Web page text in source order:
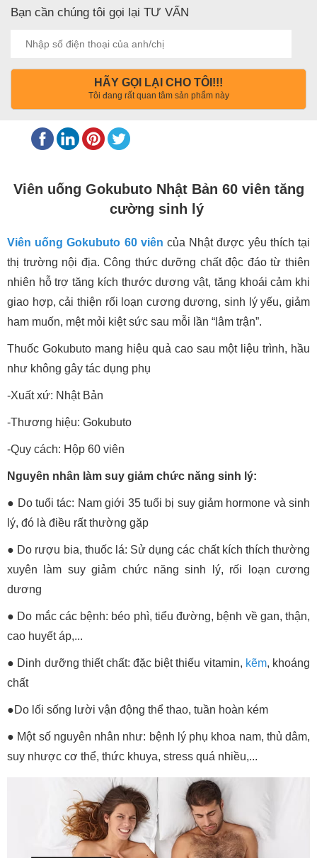
Bạn cần chúng tôi gọi lại TƯ VẤN
HÃY GỌI LẠI CHO TÔI!!!
Tôi đang rất quan tâm sản phẩm này
Viên uống Gokubuto Nhật Bản 60 viên tăng
cường sinh lý
Viên uống Gokubuto 60 viên của Nhật được yêu thích tại
thị trường nội địa. Công thức dưỡng chất độc đáo từ thiên
nhiên hỗ trợ tăng kích thước dương vật, tăng khoái cảm khi
giao hợp, cải thiện rối loạn cương dương, sinh lý yếu, giảm
ham muốn, mệt mỏi kiệt sức sau mỗi lần “lâm trận”.
Thuốc Gokubuto mang hiệu quả cao sau một liệu trình, hầu
như không gây tác dụng phụ
-Xuất xứ: Nhật Bản
-Thương hiệu: Gokubuto
-Quy cách: Hộp 60 viên
Nguyên nhân làm suy giảm chức năng sinh lý:
● Do tuổi tác: Nam giới 35 tuổi bị suy giảm hormone và sinh
lý, đó là điều rất thường gặp
● Do rượu bia, thuốc lá: Sử dụng các chất kích thích thường
xuyên làm suy giảm chức năng sinh lý, rối loạn cương
dương
● Do mắc các bệnh: béo phì, tiểu đường, bệnh về gan, thận,
cao huyết áp,...
● Dinh dưỡng thiết chất: đặc biệt thiếu vitamin, kẽm, khoáng
chất
●Do lối sống lười vận động thể thao, tuần hoàn kém
● Một số nguyên nhân như: bệnh lý phụ khoa nam, thủ dâm,
suy nhược cơ thể, thức khuya, stress quá nhiều,...